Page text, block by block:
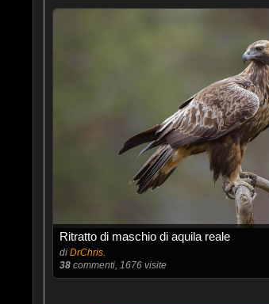
Ritratto di maschio di aquila reale
di DrChris.
38commenti, 1676 visite